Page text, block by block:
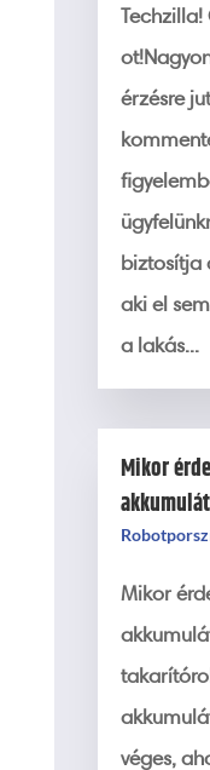
érzésre
biztosítja
aki el
a lakás...
Mikor
Mikor
véges,